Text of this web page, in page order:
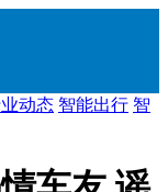
动态 智能出行 智